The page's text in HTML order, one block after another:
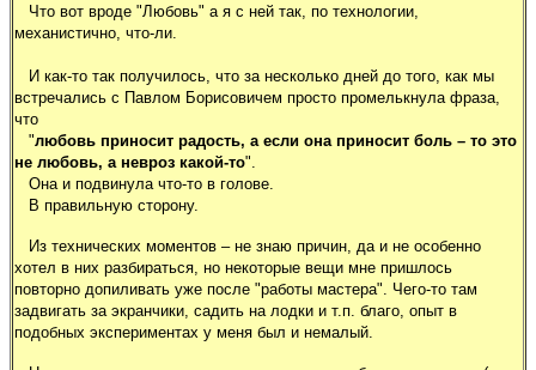
Что вот вроде "Любовь" а я с ней так, по технологии,
механистично, что-ли.
И как-то так получилось, что за несколько дней до того, как мы
встречались с Павлом Борисовичем просто промелькнула фраза,
что
"любовь приносит радость, а если она приносит боль – то это
не любовь, а невроз какой-то".
Она и подвинула что-то в голове.
В правильную сторону.
Из технических моментов – не знаю причин, да и не особенно
хотел в них разбираться, но некоторые вещи мне пришлось
повторно допиливать уже после "работы мастера". Чего-то там
задвигать за экранчики, садить на лодки и т.п. благо, опыт в
подобных экспериментах у меня был и немалый.